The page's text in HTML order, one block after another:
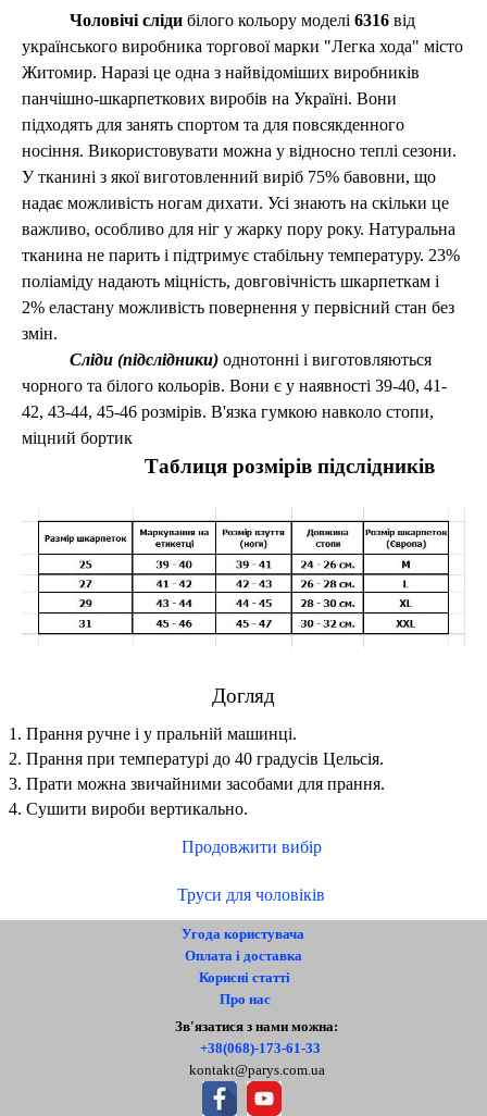
Чоловічі сліди білого кольору моделі 6316 від
українського виробника торгової марки "Легка хода" місто
Житомир. Наразі це одна з найвідоміших виробників
панчішно-шкарпеткових виробів на Україні. Вони
підходять для занять спортом та для повсякденного
носіння. Використовувати можна у відносно теплі сезони.
У тканині з якої виготовленний виріб 75% бавовни, що
надає можливість ногам дихати. Усі знають на скільки це
важливо, особливо для ніг у жарку пору року. Натуральна
тканина не парить і підтримує стабільну температуру. 23%
поліаміду надають міцність, довговічність шкарпеткам і
2% еластану можливість повернення у первісний стан без
змін.
Сліди (підслідники) однотонні і виготовляються
чорного та білого кольорів. Вони є у наявності 39-40, 41-
42, 43-44, 45-46 розмірів. В'язка гумкою навколо стопи,
міцний бортик
Таблиця розмірів підслідників
Догляд
1. Прання ручне і у пральній машинці.
2. Прання при температурі до 40 градусів Цельсія.
3. Прати можна звичайними засобами для прання.
4. Сушити вироби вертикально.
Продовжити вибір
Труси для чоловіків
Угода користувача
Оплата і доставка
Корисні статті
Про нас
Контакти
Зв'язатися з нами можна:
+38(068)-173-61-33
kontakt@parys.com.ua